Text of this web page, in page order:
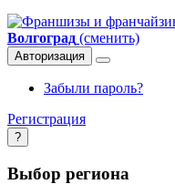
Волгоград (сменить)
Авторизация
Забыли пароль?
Регистрация
?
Выбор региона